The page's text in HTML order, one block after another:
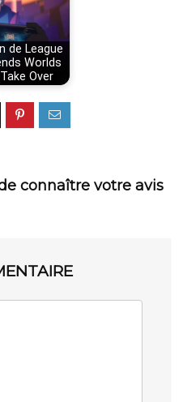
de League
Worlds
Over
connaître votre avis